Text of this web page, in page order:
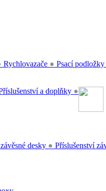
Rychlovazače ● Psací podložky
a doplňky ●
desky ● Příslušenství